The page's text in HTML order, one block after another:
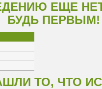
ЕЩЕ
БУДЬ ПЕРВЫМ!
ТО, ЧТО